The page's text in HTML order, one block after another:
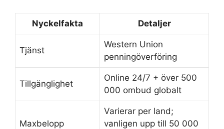
Nyckelfakta Detaljer
Tjänst
Western Union
penningöverföring
Tillgänglighet
Online 24/7 + över 500
000 ombud globalt
Maxbelopp
Varierar per land;
vanligen upp till 50 000